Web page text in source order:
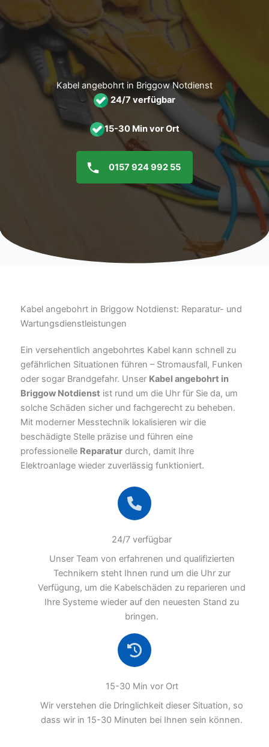
Inhalt
Kabel angebohrt in Briggow Notdienst
24/7 verfügbar
15-30 Min vor Ort
0157 924 992 55
Kabel angebohrt in Briggow Notdienst: Reparatur- und
Wartungsdienstleistungen
Ein versehentlich angebohrtes Kabel kann schnell zu
gefährlichen Situationen führen – Stromausfall, Funken
oder sogar Brandgefahr. Unser Kabel angebohrt in
Briggow Notdienst ist rund um die Uhr für Sie da, um
solche Schäden sicher und fachgerecht zu beheben.
Mit moderner Messtechnik lokalisieren wir die
beschädigte Stelle präzise und führen eine
professionelle Reparatur durch, damit Ihre
Elektroanlage wieder zuverlässig funktioniert.
24/7 verfügbar
Unser Team von erfahrenen und qualifizierten
Technikern steht Ihnen rund um die Uhr zur
Verfügung, um die Kabelschäden zu reparieren und
Ihre Systeme wieder auf den neuesten Stand zu
bringen.
15-30 Min vor Ort
Wir verstehen die Dringlichkeit dieser Situation, so
dass wir in 15-30 Minuten bei Ihnen sein können.